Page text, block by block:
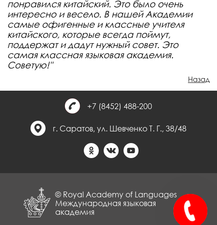
понравился китайский. Это было очень
интересно и весело. В нашей Академии
самые офигенные и классные учителя
китайского, которые всегда поймут,
поддержат и дадут нужный совет. Это
самая классная языковая академия.
Советую!"
Назад
+7 (8452) 488-200
г. Саратов, ул. Шевченко Т. Г., 38/48
© Royal Academy of Languages
Международная языковая
академия